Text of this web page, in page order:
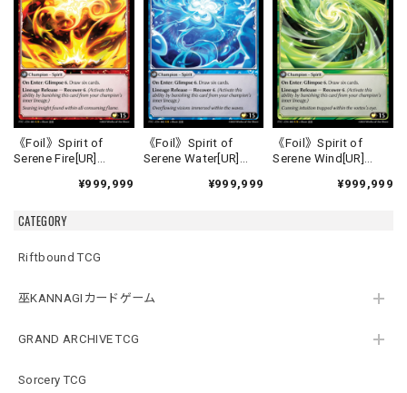
CATEGORY
Riftbound TCG
巫KANNAGIカードゲーム
GRAND ARCHIVE TCG
Sorcery TCG
《Foil》Spirit of
Serene Fire[UR]
¥999,999
《Foil》Spirit of
Serene Water[UR]
¥999,999
《Foil》Spirit of
Serene Wind[UR]
¥999,999